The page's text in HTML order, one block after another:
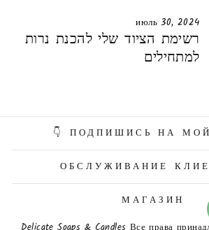
июль 30, 2024
רשימת הציוד שלי להכנת נרות
למתחילים
ПОДПИШИСЬ НА МОЙ
ОБСЛУЖИВАНИЕ
МАГАЗИН